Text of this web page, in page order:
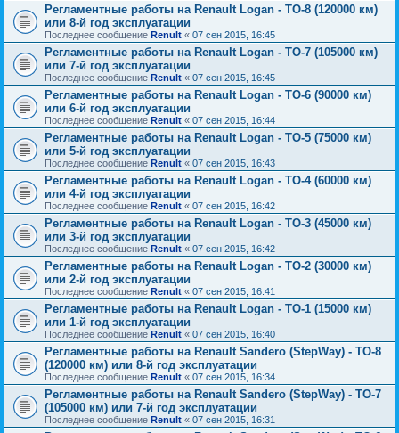
Регламентные работы на Renault Logan - ТО-8 (120000 км)
или 8-й год эксплуатации
Последнее сообщение Renult « 07 сен 2015, 16:45
Регламентные работы на Renault Logan - ТО-7 (105000 км)
или 7-й год эксплуатации
Последнее сообщение Renult « 07 сен 2015, 16:45
Регламентные работы на Renault Logan - ТО-6 (90000 км)
или 6-й год эксплуатации
Последнее сообщение Renult « 07 сен 2015, 16:44
Регламентные работы на Renault Logan - ТО-5 (75000 км)
или 5-й год эксплуатации
Последнее сообщение Renult « 07 сен 2015, 16:43
Регламентные работы на Renault Logan - ТО-4 (60000 км)
или 4-й год эксплуатации
Последнее сообщение Renult « 07 сен 2015, 16:42
Регламентные работы на Renault Logan - ТО-3 (45000 км)
или 3-й год эксплуатации
Последнее сообщение Renult « 07 сен 2015, 16:42
Регламентные работы на Renault Logan - ТО-2 (30000 км)
или 2-й год эксплуатации
Последнее сообщение Renult « 07 сен 2015, 16:41
Регламентные работы на Renault Logan - ТО-1 (15000 км)
или 1-й год эксплуатации
Последнее сообщение Renult « 07 сен 2015, 16:40
Регламентные работы на Renault Sandero (StepWay) - ТО-8
(120000 км) или 8-й год эксплуатации
Последнее сообщение Renult « 07 сен 2015, 16:34
Регламентные работы на Renault Sandero (StepWay) - ТО-7
(105000 км) или 7-й год эксплуатации
Последнее сообщение Renult « 07 сен 2015, 16:31